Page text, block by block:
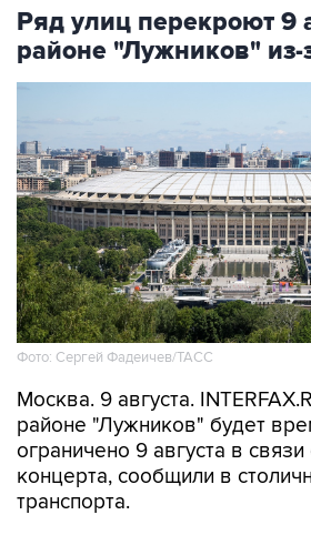
Ряд улиц перекроют 9
районе "Лужников" из-
Фото: Сергей Фадеичев/ТАСС
Москва. 9 августа.
районе "Лужников" будет
ограничено 9 августа в
концерта, сообщили в
транспорта.